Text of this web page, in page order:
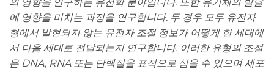
의 영향을 연구하는 유전학 분야입니다. 또한 유기체의 발달
에 영향을 미치는 과정을 연구합니다. 두 경우 모두 유전자
형에서 발현되지 않는 유전자 조절 정보가 어떻게 한 세대에
서 다음 세대로 전달되는지 연구합니다. 이러한 유형의 조절
은 DNA, RNA 또는 단백질을 표적으로 삼을 수 있으며 세포